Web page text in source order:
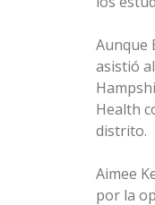
Aunque
asistió
Health
distrito.
Aimee
por la